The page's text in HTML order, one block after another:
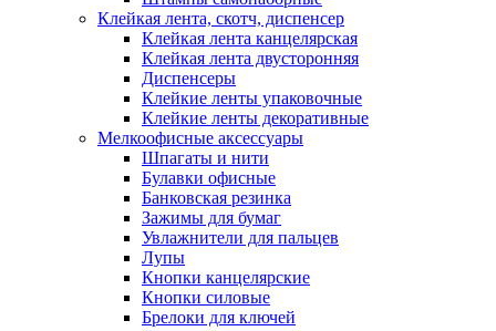
Клейкая лента, скотч, диспенсер
Клейкая лента канцелярская
Клейкая лента двусторонняя
Диспенсеры
Клейкие ленты упаковочные
Клейкие ленты декоративные
Мелкоофисные аксессуары
Шпагаты и нити
Булавки офисные
Банковская резинка
Зажимы для бумаг
Увлажнители для пальцев
Лупы
Кнопки канцелярские
Кнопки силовые
Брелоки для ключей